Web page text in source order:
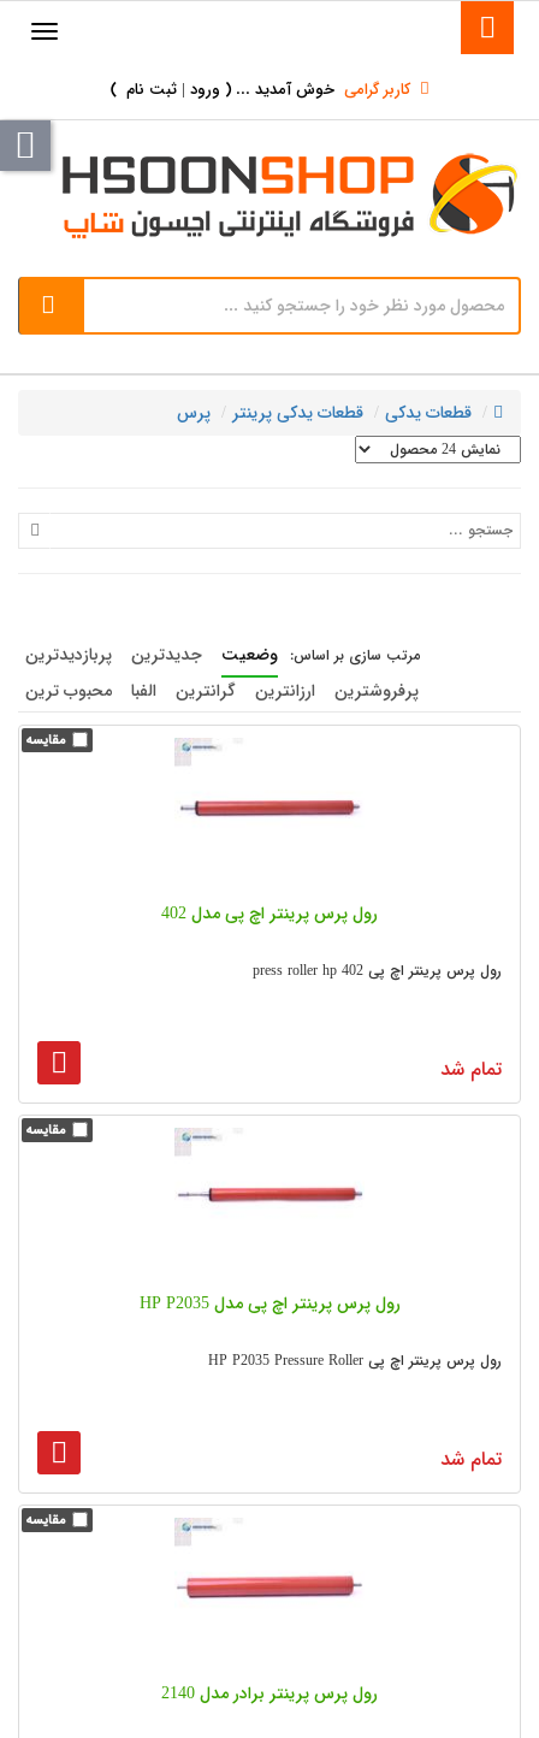
کاربر گرامی خوش آمدید ... ( ورود | ثبت نام )
قطعات یدکی قطعات یدکی پرینتر پرس
وضعیت جدیدترین
پربازدیدترین
پرفروشترین
ارزانترین گرانترین الفبا محبوب ترین
رول پرس پرینتر اچ پی مدل 402
رول پرس پرینتر اچ پی press roller hp 402
تمام شد
رول پرس پرینتر اچ پی مدل HP P2035
رول پرس پرینتر اچ پی HP P2035 Pressure Roller
تمام شد
رول پرس پرینتر برادر مدل 2140